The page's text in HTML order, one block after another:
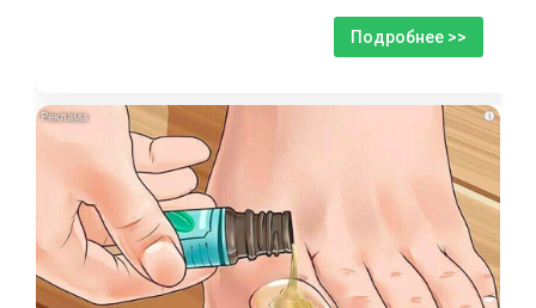
Подробнее >>
i